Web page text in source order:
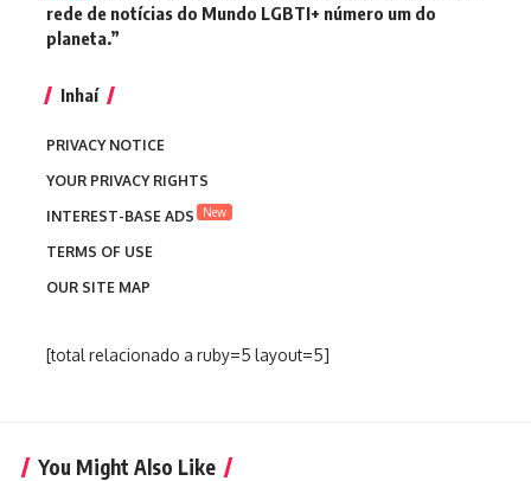
rede de notícias do Mundo LGBTI+ número um do
planeta.”
Inhaí
PRIVACY NOTICE
YOUR PRIVACY RIGHTS
INTEREST-BASE ADS
New
TERMS OF USE
OUR SITE MAP
[total relacionado a ruby=5 layout=5]
You Might Also Like